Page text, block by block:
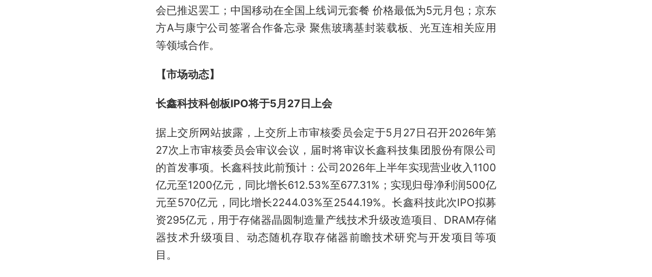
会已推迟罢工；中国移动在全国上线词元套餐 价格最低为5元月包；京东
方A与康宁公司签署合作备忘录 聚焦玻璃基封装载板、光互连相关应用
等领域合作。
【市场动态】
长鑫科技科创板IPO将于5月27日上会
据上交所网站披露，上交所上市审核委员会定于5月27日召开2026年第
27次上市审核委员会审议会议，届时将审议长鑫科技集团股份有限公司
的首发事项。长鑫科技此前预计：公司2026年上半年实现营业收入1100
亿元至1200亿元，同比增长612.53%至677.31%；实现归母净利润500亿
元至570亿元，同比增长2244.03%至2544.19%。长鑫科技此次IPO拟募
资295亿元，用于存储器晶圆制造量产线技术升级改造项目、DRAM存储
器技术升级项目、动态随机存取存储器前瞻技术研究与开发项目等项
目。